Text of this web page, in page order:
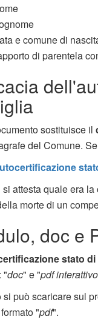
e comune di
di parentela
sostituisce il
del Comune.
attesta quale era
morte di un
doc e
stato
"doc" e "pdf interattivo
si può scaricare sul
"pdf".